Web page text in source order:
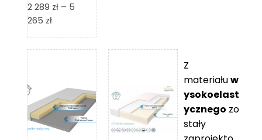
2 289 zł – 5
265 złZakres
od
do
5
265 zł
Z
materiałuw
ysokoelast
ycznego zo
stały